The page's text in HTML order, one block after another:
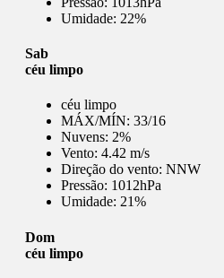
Umidade: 22%
Sab
céu limpo
céu limpo
MÁX/MÍN: 33/16
Nuvens: 2%
Vento: 4.42 m/s
Direção do vento: NNW
Pressão: 1012hPa
Umidade: 21%
Dom
céu limpo